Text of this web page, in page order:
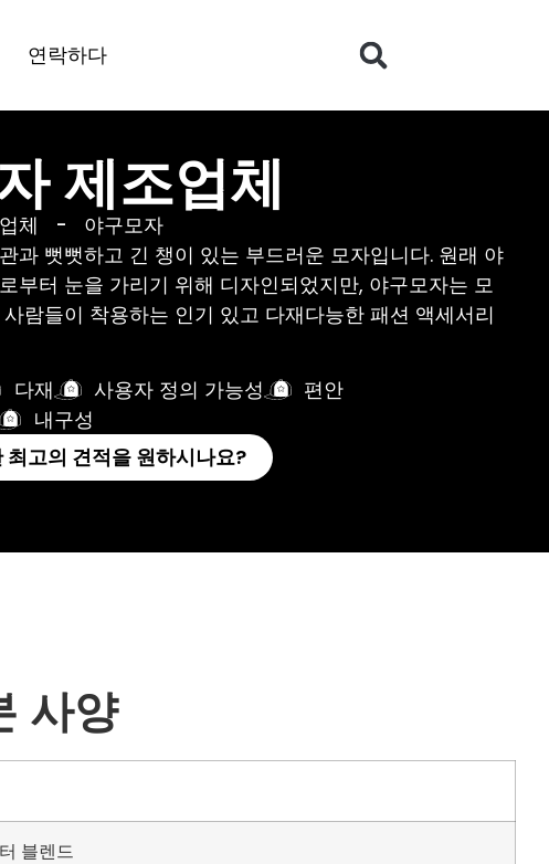
연락하다
제조업체
체 -
야구모자
과 뻣뻣하고 긴 챙이 있는 부드러운 모자입니다. 원래 야
부터 눈을 가리기 위해 디자인되었지만, 야구모자는 모
람들이 착용하는 인기 있고 다재다능한 패션 액세서리
다재 사용자 정의 가능성
편안
내구성
최고의 견적을 원하시나요?
사양
블렌드